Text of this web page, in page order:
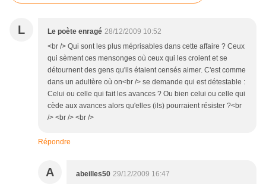
L Le poète enragé 28/12/2009 10:52
<br /> Qui sont les plus méprisables dans cette affaire ? Ceux
qui sèment ces mensonges où ceux qui les croient et se
détournent des gens qu'ils étaient censés aimer. C'est comme
dans un adultère où on<br /> se demande qui est détestable :
Celui ou celle qui fait les avances ? Ou bien celui ou celle qui
cède aux avances alors qu'elles (ils) pourraient résister ?<br
/> <br /> <br />
Répondre
A abeilles50 29/12/2009 16:47